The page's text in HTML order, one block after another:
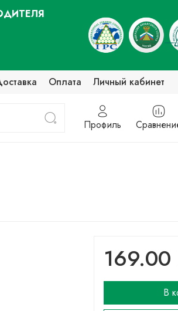
Оплата Личный кабинет
Профиль
169.00
В